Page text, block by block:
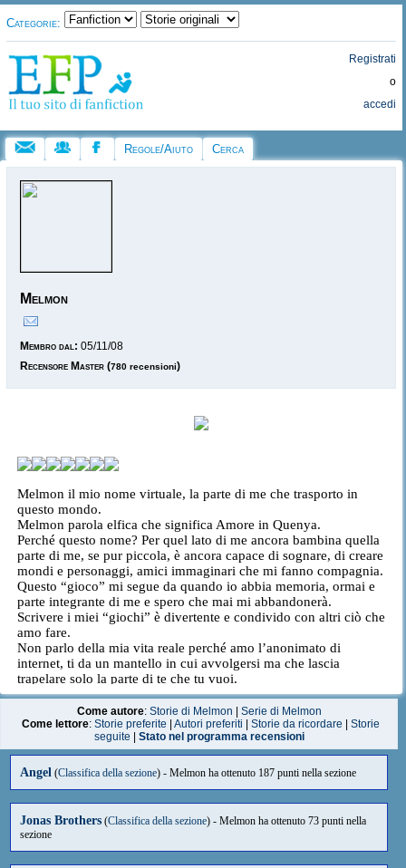
Categorie:
Registrati
o
accedi
Regole/Aiuto Cerca
Melmon
Membro dal: 05/11/08
Recensore Master (780 recensioni)
Melmon il mio nome virtuale, la parte di me che trasporto in
questo mondo.
Melmon parola elfica che significa Amore in Quenya.
Perché questo nome? Per quel lato di me ancora bambina quella
parte di me, se pur piccola, è ancora capace di sognare, di creare
mondi e personaggi, amici immaginari che mi fanno compagnia.
Questo “gioco” mi segue da quando io abbia memoria, ormai e
parte integrante di me e spero che mai mi abbandonerà.
Scrivere i miei “giochi” è divertente e condivido con altri ciò che
amo fare.
Non parlo della mia vita reale perché amo l’anonimato di
internet, ti da un mantello in cui avvolgersi ma che lascia
trapelare solo la parte di te che tu vuoi.
Sono di religione cattolica, credo in Dio e nell’amore che ci ha
I miei gusti variano parecchio, sono eclettica, adoro i telefilm,
spesso telefilm sconosciuti a molti, i film, i cartoni animati …
Odio: descrivermi, dover parlare in pubblico, sentirmi a disagio,
chi si crede furbo, le persone prepotenti e cattive ...
Amo: il buono delle persone forse sono un po’ troppo ingenua
ma lo cerco in tutti, la mia famiglia che non mi abbandona mai e
mi accetta e ama come sono, le mie due migliori amiche perché
senza di loro il mio mondo sarebbe triste, il mare, le vacanze,
esprimete me stesa in questo sito …
Come autore: Storie di Melmon
Serie di Melmon
Come lettore: Storie preferite Autori preferiti Storie da ricordare
Storie
seguite
Stato nel programma recensioni
Angel (Classifica della sezione) - Melmon ha ottenuto 187 punti nella sezione
Jonas Brothers (Classifica della sezione) - Melmon ha ottenuto 73 punti nella
sezione